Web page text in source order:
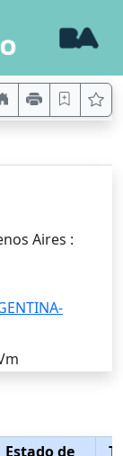
Aires :
Estado de